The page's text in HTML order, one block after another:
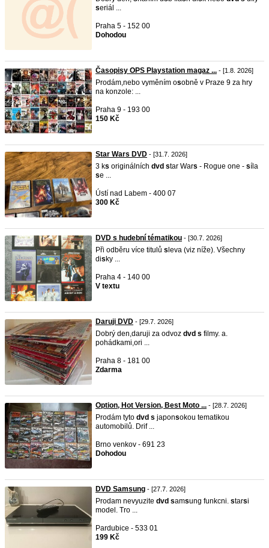
seriál ...
Praha 5 - 152 00
Dohodou
Časopisy OPS Playstation magaz ... - [1.8. 2026]
Prodám,nebo vyměním osobně v Praze 9 za hry
na konzole: ...
Praha 9 - 193 00
150 Kč
Star Wars DVD - [31.7. 2026]
3 ks originálních dvd star Wars - Rogue one - síla
se ...
Ústí nad Labem - 400 07
300 Kč
DVD s hudební tématikou - [30.7. 2026]
Při odběru více titulů s leva (viz níže). Všechny
disky ...
Praha 4 - 140 00
V textu
Daruji DVD - [29.7. 2026]
Dobrý den,daruji za odvoz dvd s filmy. a.
pohádkami,ori ...
Praha 8 - 181 00
Zdarma
Option, Hot Version, Best Moto ... - [28.7. 2026]
Prodám tyto dvd s japonsokou tematikou
automobilů. Drif ...
Brno venkov - 691 23
Dohodou
DVD Samsung - [27.7. 2026]
Prodam nevyuzite dvd samsung funkcni. starsi
model. Tro ...
Pardubice - 533 01
199 Kč